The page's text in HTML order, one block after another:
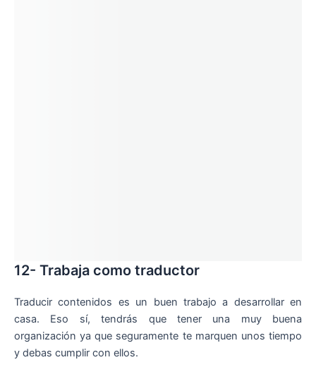
12- Trabaja como traductor
Traducir contenidos es un buen trabajo a desarrollar en
casa. Eso sí, tendrás que tener una muy buena
organización ya que seguramente te marquen unos tiempo
y debas cumplir con ellos.